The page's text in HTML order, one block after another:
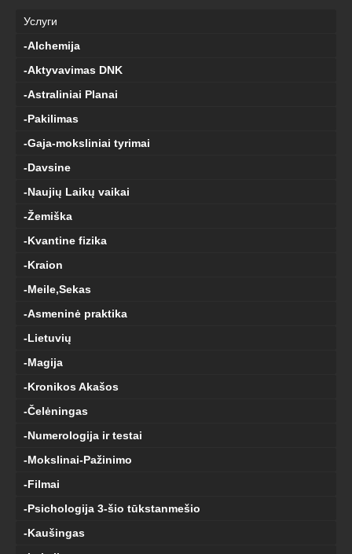
Услуги
-Alchemija
-Aktyvavimas DNK
-Astraliniai Planai
-Pakilimas
-Gaja-moksliniai tyrimai
-Davsine
-Naujių Laikų vaikai
-Žemiška
-Kvantine fizika
-Kraion
-Meile,Sekas
-Asmeninė praktika
-Lietuvių
-Magija
-Kronikos Akašos
-Čelėningas
-Numerologija ir testai
-Mokslinai-Pažinimo
-Filmai
-Psichologija 3-šio tūkstanmešio
-Kaušingas